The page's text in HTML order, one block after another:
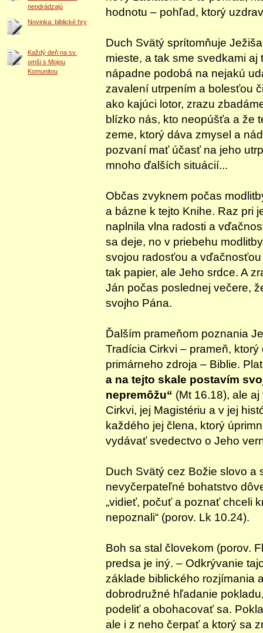
hodnotu – pohľad, ktorý
Duch Svätý sprítomňuje
mieste, a tak sme svedkami
nápadne podobá na nejakú
zavalení utrpením a bolesťou
ako kajúci lotor, zrazu
blízko nás, kto neopúšťa a že
zeme, ktorý dáva zmysel a
pozvaní mať účasť na jeho
mnoho ďalších situácií...
Občas zvyknem počas
a bázne k tejto Knihe. Raz pri
naplnila vlna radosti a
sa deje, no v priebehu
svojou radosťou a
tak papier, ale Jeho srdce. A
Ján počas poslednej večere,
svojho Pána.
Ďalším prameňom poznania
Tradícia Cirkvi – prameň,
primárneho zdroja – Biblie.
a na tejto skale postavím
nepremôžu“ (Mt 16.18), ale
Cirkvi, jej Magistériu a v jej
každého jej člena, ktorý
vydávať svedectvo o Jeho
Duch Svätý cez Božie slovo a
nevyčerpateľné bohatstvo
„vidieť, počuť a poznať chceli
nepoznali“ (porov. Lk 10.24).
Boh sa stal človekom (porov.
predsa je iný. – Odkrývanie
základe biblického rozjímania
dobrodružné hľadanie
podeliť a obohacovať sa.
ale i z neho čerpať a ktorý sa
neodrádzajú
Novinka: biblické hry
Každý deň na sv.
omši s Mojou
Komunitou